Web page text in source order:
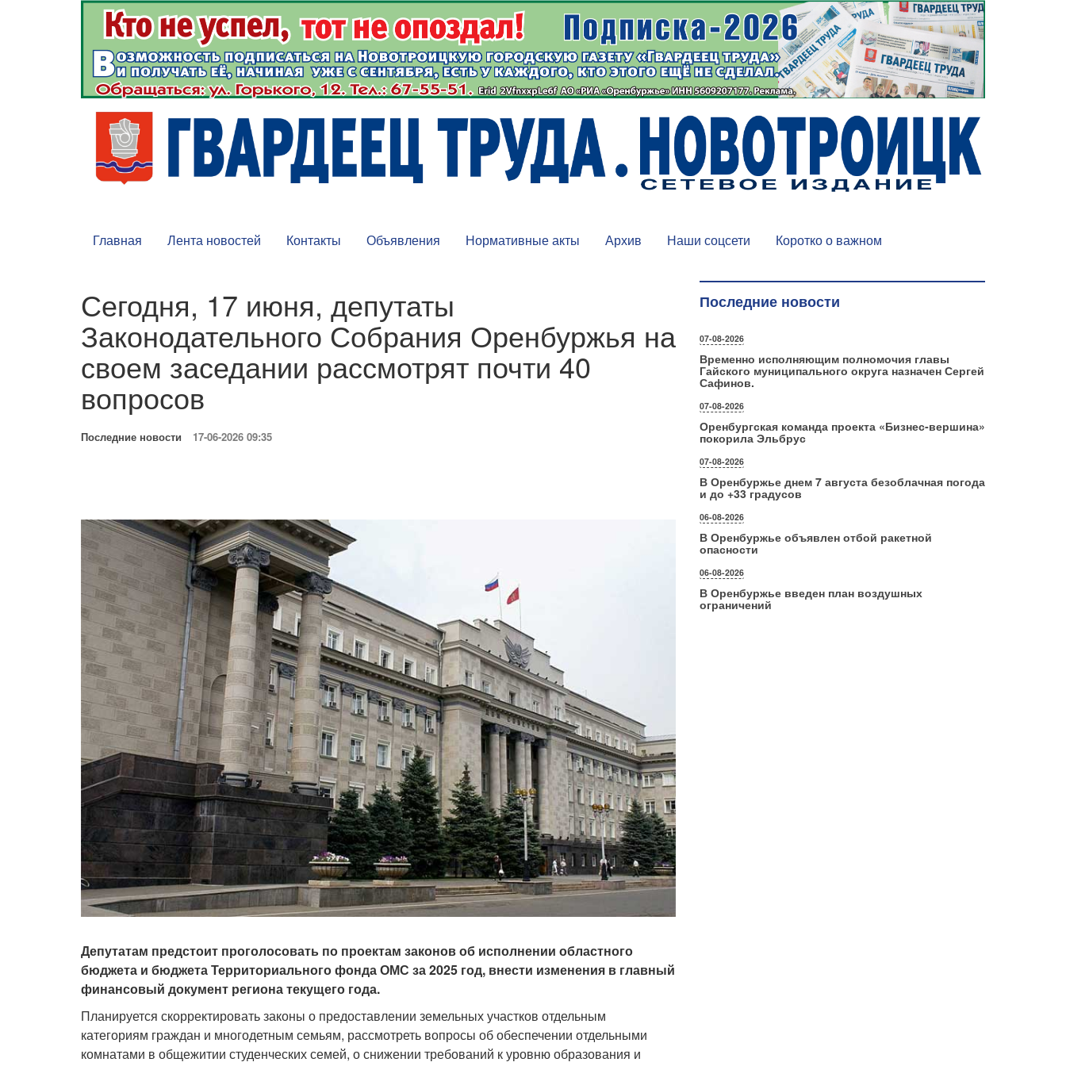
Главная Лента новостей Контакты Объявления Нормативные акты Архив Наши соцсети Коротко о важном
Сегодня, 17 июня, депутаты
Законодательного Собрания Оренбуржья на
своем заседании рассмотрят почти 40
вопросов
Последние новости 17-06-2026 09:35
Депутатам предстоит проголосовать по проектам законов об исполнении областного
бюджета и бюджета Территориального фонда ОМС за 2025 год, внести изменения в главный
финансовый документ региона текущего года.
Планируется скорректировать законы о предоставлении земельных участков отдельным
категориям граждан и многодетным семьям, рассмотреть вопросы об обеспечении отдельными
комнатами в общежитии студенческих семей, о снижении требований к уровню образования и
Последние новости
07-08-2026
Временно исполняющим полномочия главы
Гайского муниципального округа назначен Сергей
Сафинов.
07-08-2026
Оренбургская команда проекта «Бизнес‑вершина»
покорила Эльбрус
07-08-2026
В Оренбуржье днем 7 августа безоблачная погода
и до +33 градусов
06-08-2026
В Оренбуржье объявлен отбой ракетной
опасности
06-08-2026
В Оренбуржье введен план воздушных
ограничений